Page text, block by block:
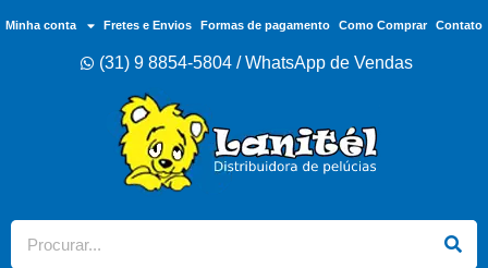
Minha conta Fretes e Envios Formas de pagamento Como Comprar Contato
(31) 9 8854-5804 / WhatsApp de Vendas